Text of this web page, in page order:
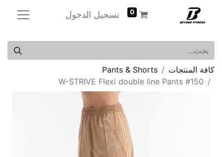
0 تسجيل الدخول
كافة المنتجات
Pants & Shorts
W-STRIVE Flexi double line Pants #150